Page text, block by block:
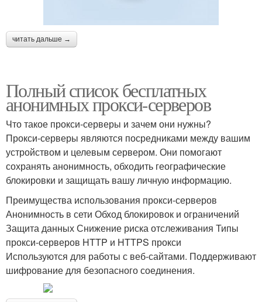
читать дальше →
Полный список бесплатных
анонимных прокси-серверов
Что такое прокси-серверы и зачем они нужны?
Прокси-серверы являются посредниками между вашим
устройством и целевым сервером. Они помогают
сохранять анонимность, обходить географические
блокировки и защищать вашу личную информацию.
Преимущества использования прокси-серверов
Анонимность в сети Обход блокировок и ограничений
Защита данных Снижение риска отслеживания Типы
прокси-серверов HTTP и HTTPS прокси
Используются для работы с веб-сайтами. Поддерживают
шифрование для безопасного соединения.